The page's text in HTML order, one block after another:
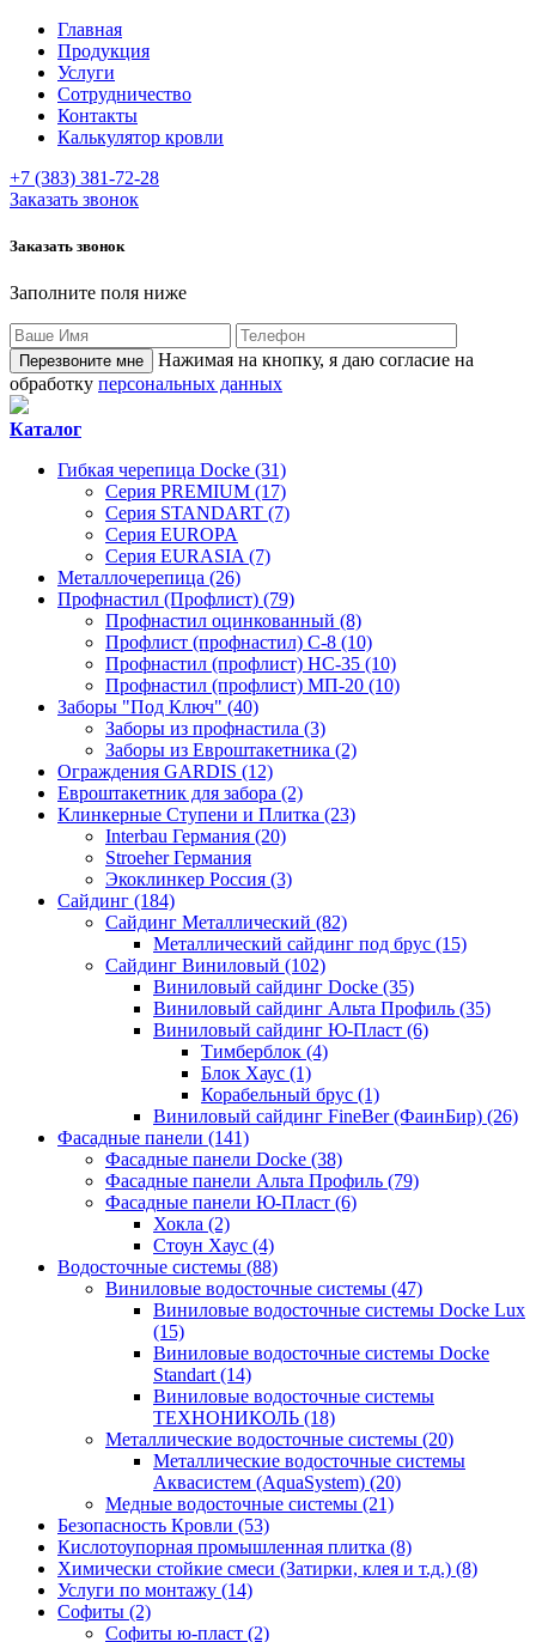
Главная
Продукция
Услуги
Сотрудничество
Контакты
Калькулятор кровли
+7 (383) 381-72-28
Заказать звонок
Заказать звонок
Заполните поля ниже
Нажимая на кнопку, я даю согласие на
обработку персональных данных
Каталог
Гибкая черепица Docke (31)
Серия PREMIUM (17)
Серия STANDART (7)
Серия EUROPA
Серия EURASIA (7)
Металлочерепица (26)
Профнастил (Профлист) (79)
Профнастил оцинкованный (8)
Профлист (профнастил) С-8 (10)
Профнастил (профлист) НС-35 (10)
Профнастил (профлист) МП-20 (10)
Заборы "Под Ключ" (40)
Заборы из профнастила (3)
Заборы из Евроштакетника (2)
Ограждения GARDIS (12)
Евроштакетник для забора (2)
Клинкерные Ступени и Плитка (23)
Interbau Германия (20)
Stroeher Германия
Экоклинкер Россия (3)
Сайдинг (184)
Сайдинг Металлический (82)
Металлический сайдинг под брус (15)
Сайдинг Виниловый (102)
Виниловый сайдинг Docke (35)
Виниловый сайдинг Альта Профиль (35)
Виниловый сайдинг Ю-Пласт (6)
Тимберблок (4)
Блок Хаус (1)
Корабельный брус (1)
Виниловый сайдинг FineBer (ФаинБир) (26)
Фасадные панели (141)
Фасадные панели Docke (38)
Фасадные панели Альта Профиль (79)
Фасадные панели Ю-Пласт (6)
Хокла (2)
Стоун Хаус (4)
Водосточные системы (88)
Виниловые водосточные системы (47)
Виниловые водосточные системы Docke Lux
(15)
Виниловые водосточные системы Docke
Standart (14)
Виниловые водосточные системы
ТЕХНОНИКОЛЬ (18)
Металлические водосточные системы (20)
Металлические водосточные системы
Аквасистем (AquaSystem) (20)
Медные водосточные системы (21)
Безопасность Кровли (53)
Кислотоупорная промышленная плитка (8)
Химически стойкие смеси (Затирки, клея и т.д.) (8)
Услуги по монтажу (14)
Софиты (2)
Софиты ю-пласт (2)